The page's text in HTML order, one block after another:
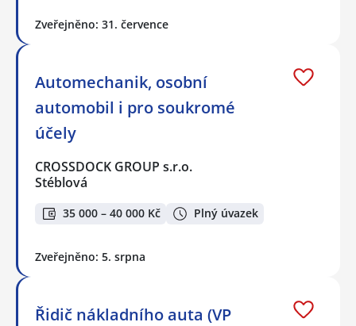
Zveřejněno: 31. července
Automechanik, osobní
automobil i pro soukromé
účely
CROSSDOCK GROUP s.r.o.
Stéblová
35 000 – 40 000 Kč Plný úvazek
Zveřejněno: 5. srpna
Řidič nákladního auta (VP